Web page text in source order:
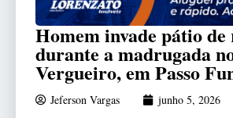
Homem invade pátio de
durante a madrugada
Vergueiro, em Passo
Jeferson Vargas junho 5, 2026